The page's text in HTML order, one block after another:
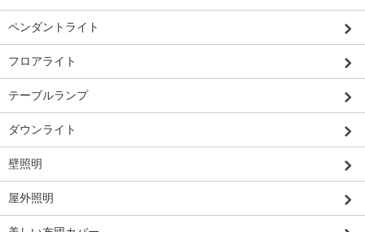
ペンダントライト
フロアライト
テーブルランプ
ダウンライト
壁照明
屋外照明